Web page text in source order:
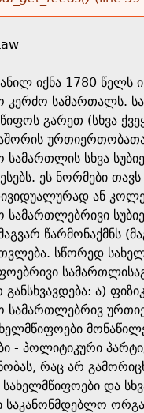
იქნა 1780 წელს
კერძო სამართალს.
გარეთ (სხვა
სამართლის სხვა
ეს ნორმები
ან
წარმონაქმნს
სწორედ
განსხვავდება: ა)
სამართლებრივ
- პოლიტიკური
რაც არ
სახელმწიფოები და